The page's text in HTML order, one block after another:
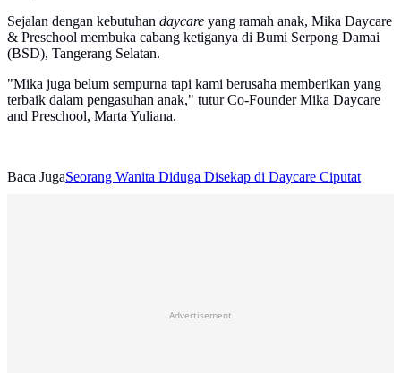
Sejalan dengan kebutuhan daycare yang ramah anak, Mika Daycare
& Preschool membuka cabang ketiganya di Bumi Serpong Damai
(BSD), Tangerang Selatan.
"Mika juga belum sempurna tapi kami berusaha memberikan yang
terbaik dalam pengasuhan anak," tutur Co-Founder Mika Daycare
and Preschool, Marta Yuliana.
Baca JugaSeorang Wanita Diduga Disekap di Daycare Ciputat
Advertisement